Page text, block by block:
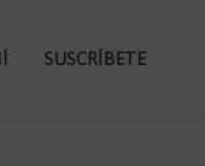
SUSCRÍBETE